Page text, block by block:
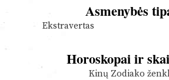
Asmenybės
Ekstravertas
Horoskopai ir
Kinų Zodiako